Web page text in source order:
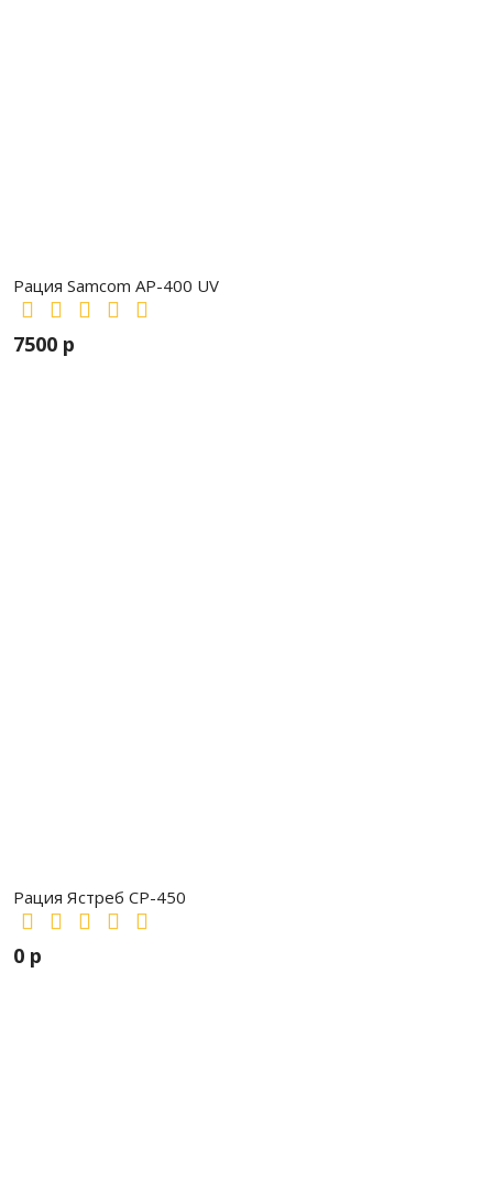
Рация Samcom AP-400 UV
7500 р
Рация Ястреб СР-450
0 р